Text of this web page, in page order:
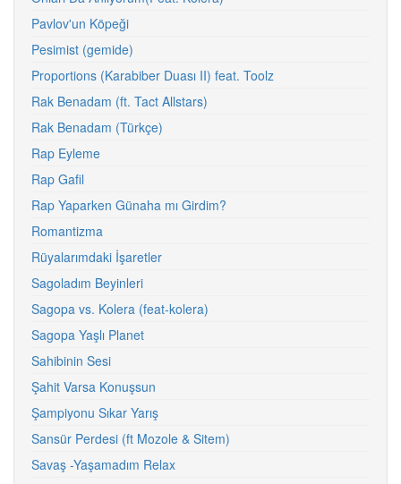
Pavlov'un Köpeği
Pesimist (gemide)
Proportions (Karabiber Duası II) feat. Toolz
Rak Benadam (ft. Tact Allstars)
Rak Benadam (Türkçe)
Rap Eyleme
Rap Gafil
Rap Yaparken Günaha mı Girdim?
Romantizma
Rüyalarımdaki İşaretler
Sagoladım Beyinleri
Sagopa vs. Kolera (feat-kolera)
Sagopa Yaşlı Planet
Sahibinin Sesi
Şahit Varsa Konuşsun
Şampiyonu Sıkar Yarış
Sansür Perdesi (ft Mozole & Sitem)
Savaş -Yaşamadım Relax